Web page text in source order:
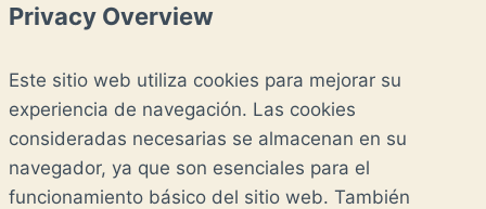
Privacy Overview
Este sitio web utiliza cookies para mejorar su
experiencia de navegación. Las cookies
consideradas necesarias se almacenan en su
navegador, ya que son esenciales para el
funcionamiento básico del sitio web. También